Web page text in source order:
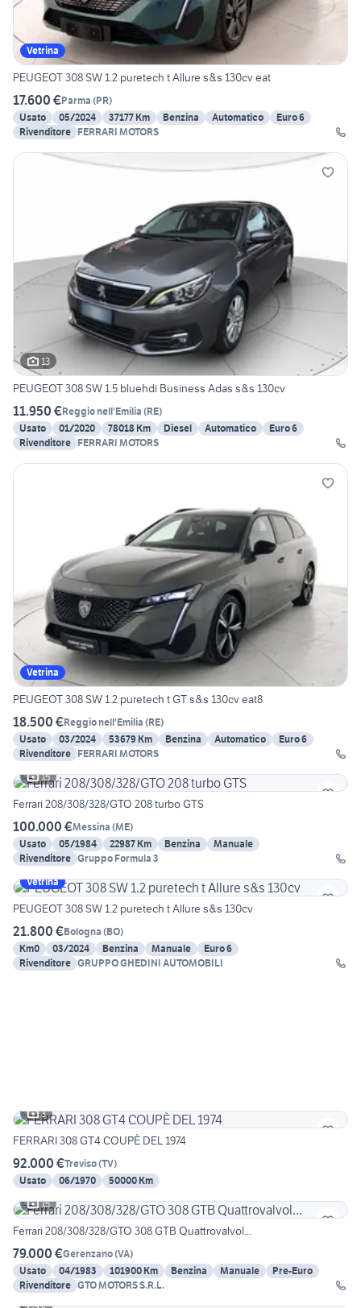
Vetrina
PEUGEOT 308 SW 1.2 puretech t Allure s&s 130cv eat
17.600 €Parma (PR)
Usato
05/2024 37177 Km Benzina Automatico
Euro 6
Rivenditore FERRARI MOTORS
13
PEUGEOT 308 SW 1.5 bluehdi Business Adas s&s 130cv
11.950 €Reggio nell'Emilia (RE)
Usato
01/2020 78018 Km Diesel Automatico
Euro 6
Rivenditore FERRARI MOTORS
Vetrina
PEUGEOT 308 SW 1.2 puretech t GT s&s 130cv eat8
18.500 €Reggio nell'Emilia (RE)
Usato
03/2024 53679 Km Benzina Automatico
Euro 6
Rivenditore FERRARI MOTORS
15
Ferrari 208/308/328/GTO 208 turbo GTS
100.000 €Messina (ME)
Usato
05/1984 22987 Km Benzina
Manuale
Rivenditore Gruppo Formula 3
Vetrina
PEUGEOT 308 SW 1.2 puretech t Allure s&s 130cv
21.800 €Bologna (BO)
Km0
03/2024 Benzina Manuale
Euro 6
Rivenditore GRUPPO GHEDINI AUTOMOBILI
3
FERRARI 308 GT4 COUPÈ DEL 1974
92.000 €Treviso(TV)
Usato
06/1970
50000 Km
15
Ferrari 208/308/328/GTO 308 GTB Quattrovalvol...
79.000 €Gerenzano(VA)
Usato
04/1983 101900 Km Benzina Manuale
Pre-Euro
Rivenditore GTO MOTORS S.R.L.